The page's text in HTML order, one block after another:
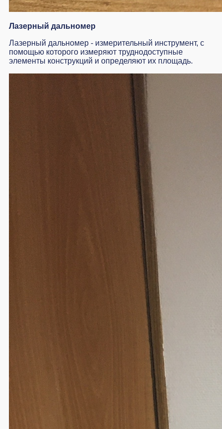
Лазерный дальномер
Лазерный дальномер - измерительный инструмент, с
помощью которого измеряют труднодоступные
элементы конструкций и определяют их площадь.